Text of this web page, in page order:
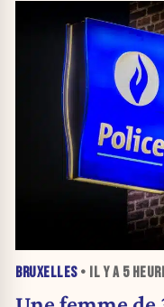
BRUXELLES• IL Y A 5